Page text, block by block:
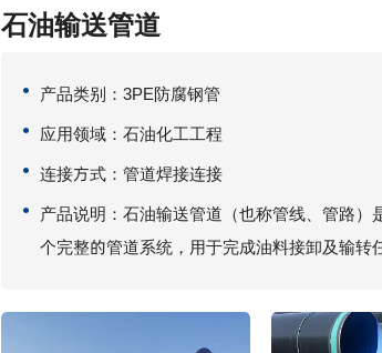
石油输送管道
产品类别：3PE防腐钢管
应用领域：石油化工工程
连接方式：管道焊接连接
产品说明：石油输送管道（也称管线、管路
个完整的管道系统，用于完成油料接卸及输转